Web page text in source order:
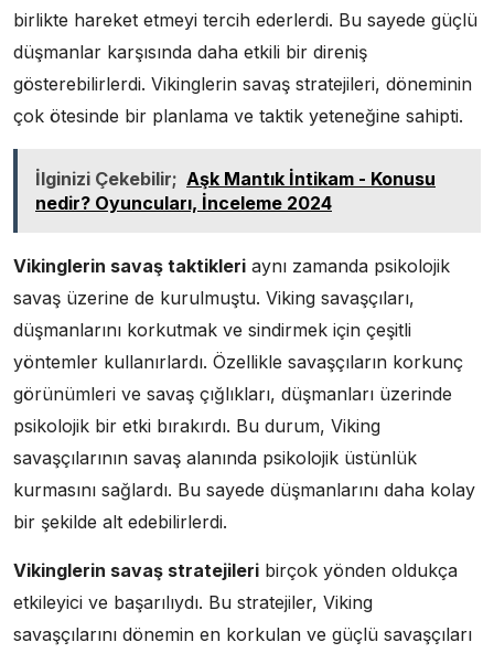
birlikte hareket etmeyi tercih ederlerdi. Bu sayede güçlü
düşmanlar karşısında daha etkili bir direniş
gösterebilirlerdi. Vikinglerin savaş stratejileri, döneminin
çok ötesinde bir planlama ve taktik yeteneğine sahipti.
İlginizi Çekebilir; Aşk Mantık İntikam - Konusu
nedir? Oyuncuları, İnceleme 2024
Vikinglerin savaş taktikleri aynı zamanda psikolojik
savaş üzerine de kurulmuştu. Viking savaşçıları,
düşmanlarını korkutmak ve sindirmek için çeşitli
yöntemler kullanırlardı. Özellikle savaşçıların korkunç
görünümleri ve savaş çığlıkları, düşmanları üzerinde
psikolojik bir etki bırakırdı. Bu durum, Viking
savaşçılarının savaş alanında psikolojik üstünlük
kurmasını sağlardı. Bu sayede düşmanlarını daha kolay
bir şekilde alt edebilirlerdi.
Vikinglerin savaş stratejileri birçok yönden oldukça
etkileyici ve başarılıydı. Bu stratejiler, Viking
savaşçılarını dönemin en korkulan ve güçlü savaşçıları